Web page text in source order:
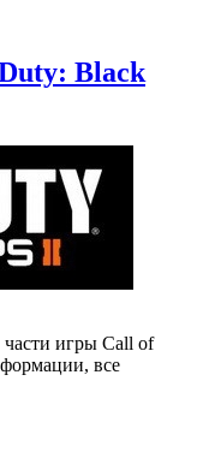
Black
игры Call of
все